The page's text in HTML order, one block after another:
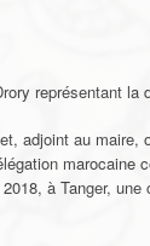
représentant la
adjoint au maire,
marocaine
à Tanger,